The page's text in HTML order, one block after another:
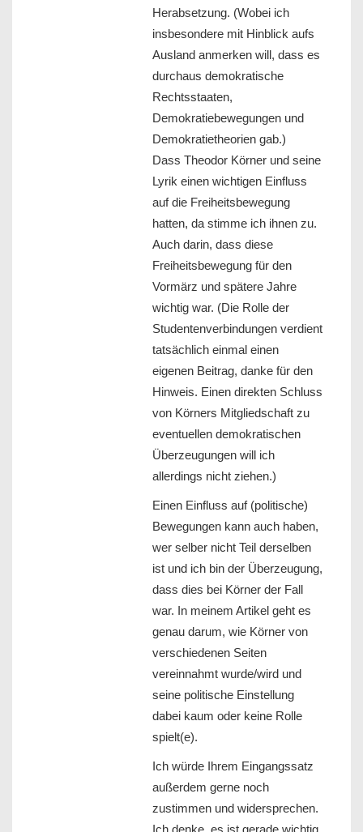
Herabsetzung. (Wobei ich
insbesondere mit Hinblick aufs
Ausland anmerken will, dass es
durchaus demokratische
Rechtsstaaten,
Demokratiebewegungen und
Demokratietheorien gab.)
Dass Theodor Körner und seine
Lyrik einen wichtigen Einfluss
auf die Freiheitsbewegung
hatten, da stimme ich ihnen zu.
Auch darin, dass diese
Freiheitsbewegung für den
Vormärz und spätere Jahre
wichtig war. (Die Rolle der
Studentenverbindungen verdient
tatsächlich einmal einen
eigenen Beitrag, danke für den
Hinweis. Einen direkten Schluss
von Körners Mitgliedschaft zu
eventuellen demokratischen
Überzeugungen will ich
allerdings nicht ziehen.)
Einen Einfluss auf (politische)
Bewegungen kann auch haben,
wer selber nicht Teil derselben
ist und ich bin der Überzeugung,
dass dies bei Körner der Fall
war. In meinem Artikel geht es
genau darum, wie Körner von
verschiedenen Seiten
vereinnahmt wurde/wird und
seine politische Einstellung
dabei kaum oder keine Rolle
spielt(e).
Ich würde Ihrem Eingangssatz
außerdem gerne noch
zustimmen und widersprechen.